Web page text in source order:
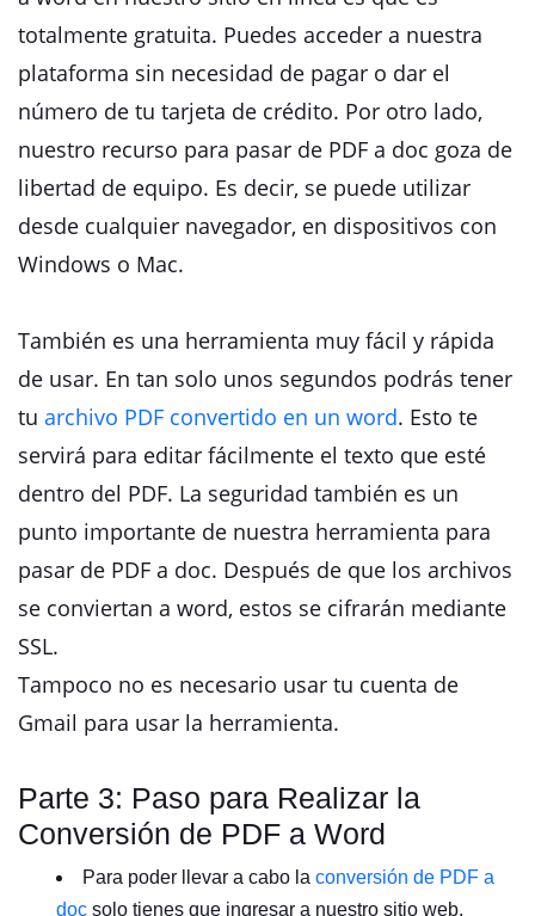
totalmente gratuita. Puedes acceder a nuestra
plataforma sin necesidad de pagar o dar el
número de tu tarjeta de crédito. Por otro lado,
nuestro recurso para pasar de PDF a doc goza de
libertad de equipo. Es decir, se puede utilizar
desde cualquier navegador, en dispositivos con
Windows o Mac.
También es una herramienta muy fácil y rápida
de usar. En tan solo unos segundos podrás tener
tu archivo PDF convertido en un word. Esto te
servirá para editar fácilmente el texto que esté
dentro del PDF. La seguridad también es un
punto importante de nuestra herramienta para
pasar de PDF a doc. Después de que los archivos
se conviertan a word, estos se cifrarán mediante
SSL.
Tampoco no es necesario usar tu cuenta de
Gmail para usar la herramienta.
Parte 3: Paso para Realizar la
Conversión de PDF a Word
Para poder llevar a cabo la conversión de PDF a
doc solo tienes que ingresar a nuestro sitio web.